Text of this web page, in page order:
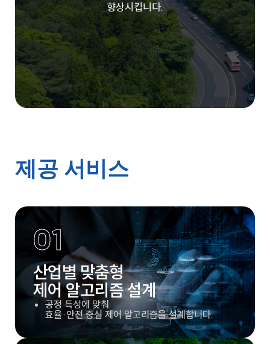
향상시킵니다.
제공 서비스
01
산업별 맞춤형
제어 알고리즘 설계
공정 특성에 맞춰
효율·안전 중심 제어 알고리즘을 설계합니다.